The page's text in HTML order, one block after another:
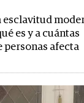
esclavitud
es y a cuántas
personas afecta